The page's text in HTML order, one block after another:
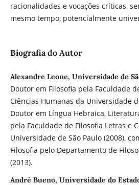
racionalidades e vocações críticas,
mesmo tempo, potencialmente
Biografia do Autor
Alexandre Leone, Universidade de
Doutor em Filosofia pela Faculdade
Ciências Humanas da Universidade
Doutor em Língua Hebraica,
pela Faculdade de Filosofia Letras e
Universidade de São Paulo (2008),
Filosofia pelo Departamento de
(2013).
André Bueno, Universidade do